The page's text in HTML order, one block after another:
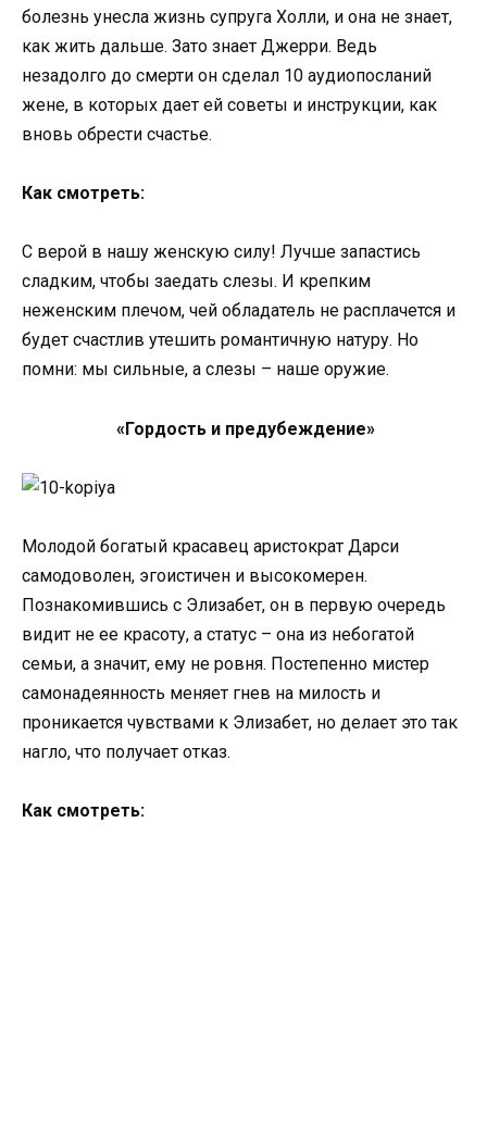
болезнь унесла жизнь супруга Холли, и она не знает,
как жить дальше. Зато знает Джерри. Ведь
незадолго до смерти он сделал 10 аудиопосланий
жене, в которых дает ей советы и инструкции, как
вновь обрести счастье.
Как смотреть:
С верой в нашу женскую силу! Лучше запастись
сладким, чтобы заедать слезы. И крепким
неженским плечом, чей обладатель не расплачется и
будет счастлив утешить романтичную натуру. Но
помни: мы сильные, а слезы – наше оружие.
«Гордость и предубеждение»
Молодой богатый красавец аристократ Дарси
самодоволен, эгоистичен и высокомерен.
Познакомившись с Элизабет, он в первую очередь
видит не ее красоту, а статус – она из небогатой
семьи, а значит, ему не ровня. Постепенно мистер
самонадеянность меняет гнев на милость и
проникается чувствами к Элизабет, но делает это так
нагло, что получает отказ.
Как смотреть: